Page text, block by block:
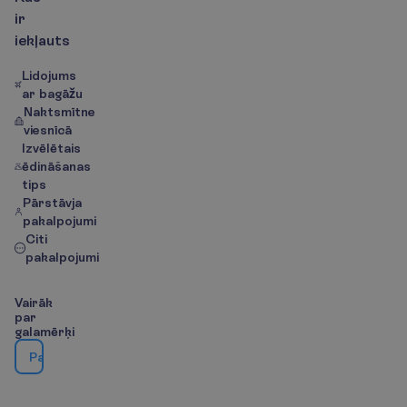
ir
iekļauts
Lidojums
ar bagāžu
Naktsmītne
viesnīcā
Izvēlētais
ēdināšanas
tips
Pārstāvja
pakalpojumi
Citi
pakalpojumi
Vairāk
par
galamērķi
Pa